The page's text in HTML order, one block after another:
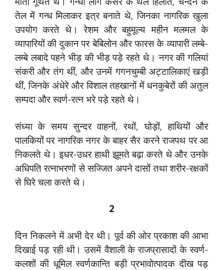
तेल में गन्ध मिलाकर इत्र बनाते थे, जिनका नागरिक खुला
उपयोग करते थे। रेशम और बहुमूल्य महीन मलमल के
व्यापारियों की दुकान पर बेबिलोन और फारस के व्यापारी लम्बे-
लम्बे लबादे पहने भीड़ की भीड़ पड़े रहते थे। नगर की गलियां
संकरी और तंग थीं, और उनमें गगनचुम्बी अट्टालिकाएं खड़ी
थीं, जिनके अंधेरे और विशाल तहखानों में धनकुबेरों की अतुल
सम्पदा और स्वर्ण-रत्न भरे पड़े रहते थे।
संध्या के समय सुन्दर वाहनों, रथों, घोड़ों, हाथियों और
पालकियों पर नागरिक नगर के बाहर सैर करने राजपथ पर आ
निकलते थे। इधर-उधर हाथी झूमते बढ़ा करते थे और उनके
अधिपति रत्नाभरणों से सज्जित अपने दासों तथा शरीर-रक्षकों
से घिरे चला करते थे।
2
दिन निकलने में अभी देर थी। पूर्व की ओर प्रकाश की आभा
दिखाई पड़ रही थी। उसमें वैशाली के राजप्रासादों के स्वर्ण-
कलशों की धूमिल स्वर्णकान्ति बड़ी प्रभावोत्पादक दीख पड़